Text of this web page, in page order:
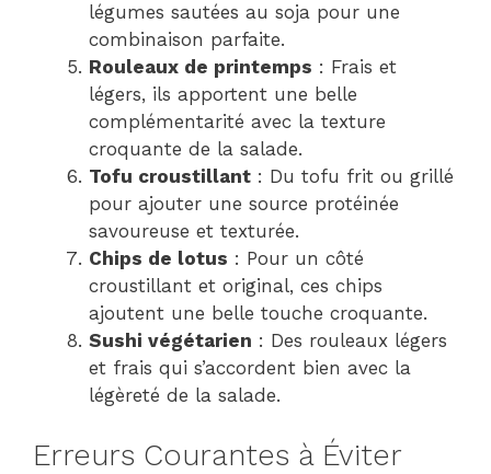
légumes sautées au soja pour une
combinaison parfaite.
Rouleaux de printemps : Frais et
légers, ils apportent une belle
complémentarité avec la texture
croquante de la salade.
Tofu croustillant : Du tofu frit ou grillé
pour ajouter une source protéinée
savoureuse et texturée.
Chips de lotus : Pour un côté
croustillant et original, ces chips
ajoutent une belle touche croquante.
Sushi végétarien : Des rouleaux légers
et frais qui s’accordent bien avec la
légèreté de la salade.
Erreurs Courantes à Éviter